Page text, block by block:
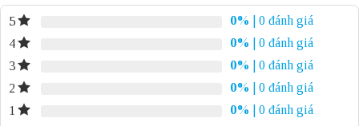
5 0%
| 0 đánh giá
4
0%
| 0 đánh giá
3
0%
| 0 đánh giá
2
0%
| 0 đánh giá
1
0% | 0 đánh giá